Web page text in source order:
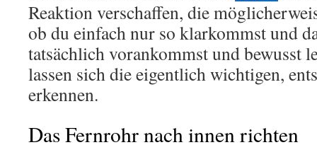
Reaktion verschaffen, die
ob du einfach nur so klarkommst und
tatsächlich vorankommst und bewusst
lassen sich die eigentlich wichtigen,
erkennen.
Das Fernrohr nach innen richten